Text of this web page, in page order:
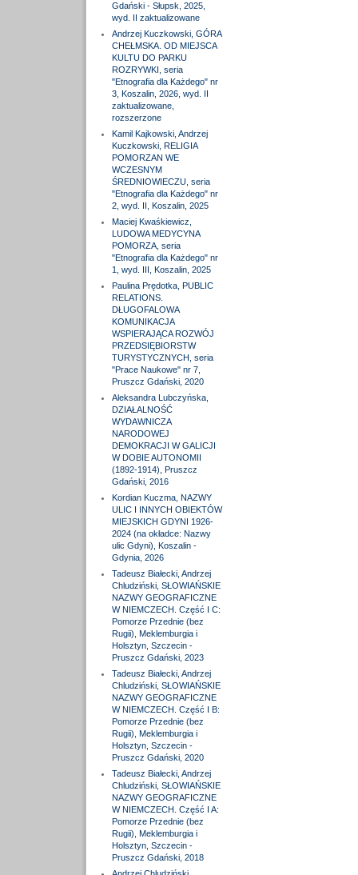
Gdański - Słupsk, 2025,
wyd. II zaktualizowane
Andrzej Kuczkowski, GÓRA
CHEŁMSKA. OD MIEJSCA
KULTU DO PARKU
ROZRYWKI, seria
"Etnografia dla Każdego" nr
3, Koszalin, 2026, wyd. II
zaktualizowane,
rozszerzone
Kamil Kajkowski, Andrzej
Kuczkowski, RELIGIA
POMORZAN WE
WCZESNYM
ŚREDNIOWIECZU, seria
"Etnografia dla Każdego" nr
2, wyd. II, Koszalin, 2025
Maciej Kwaśkiewicz,
LUDOWA MEDYCYNA
POMORZA, seria
"Etnografia dla Każdego" nr
1, wyd. III, Koszalin, 2025
Paulina Prędotka, PUBLIC
RELATIONS.
DŁUGOFALOWA
KOMUNIKACJA
WSPIERAJĄCA ROZWÓJ
PRZEDSIĘBIORSTW
TURYSTYCZNYCH, seria
"Prace Naukowe" nr 7,
Pruszcz Gdański, 2020
Aleksandra Lubczyńska,
DZIAŁALNOŚĆ
WYDAWNICZA
NARODOWEJ
DEMOKRACJI W GALICJI
W DOBIE AUTONOMII
(1892-1914), Pruszcz
Gdański, 2016
Kordian Kuczma, NAZWY
ULIC I INNYCH OBIEKTÓW
MIEJSKICH GDYNI 1926-
2024 (na okładce: Nazwy
ulic Gdyni), Koszalin -
Gdynia, 2026
Tadeusz Białecki, Andrzej
Chludziński, SŁOWIAŃSKIE
NAZWY GEOGRAFICZNE
W NIEMCZECH. Część I C:
Pomorze Przednie (bez
Rugii), Meklemburgia i
Holsztyn, Szczecin -
Pruszcz Gdański, 2023
Tadeusz Białecki, Andrzej
Chludziński, SŁOWIAŃSKIE
NAZWY GEOGRAFICZNE
W NIEMCZECH. Część I B:
Pomorze Przednie (bez
Rugii), Meklemburgia i
Holsztyn, Szczecin -
Pruszcz Gdański, 2020
Tadeusz Białecki, Andrzej
Chludziński, SŁOWIAŃSKIE
NAZWY GEOGRAFICZNE
W NIEMCZECH. Część I A:
Pomorze Przednie (bez
Rugii), Meklemburgia i
Holsztyn, Szczecin -
Pruszcz Gdański, 2018